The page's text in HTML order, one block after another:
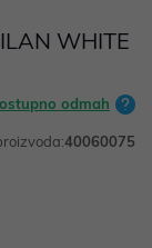
WHITE
odmah
40060075